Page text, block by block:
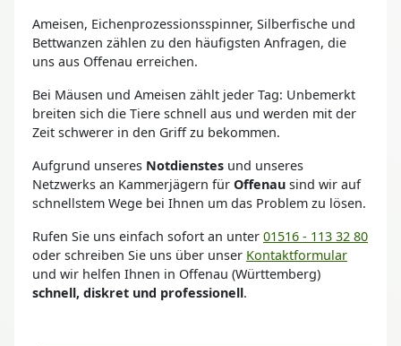
Ameisen, Eichenprozessionsspinner, Silberfische und
Bettwanzen zählen zu den häufigsten Anfragen, die
uns aus Offenau erreichen.
Bei Mäusen und Ameisen zählt jeder Tag: Unbemerkt
breiten sich die Tiere schnell aus und werden mit der
Zeit schwerer in den Griff zu bekommen.
Aufgrund unseres Notdienstes und unseres
Netzwerks an Kammerjägern für Offenau sind wir auf
schnellstem Wege bei Ihnen um das Problem zu lösen.
Rufen Sie uns einfach sofort an unter 01516 - 113 32 80
oder schreiben Sie uns über unser Kontaktformular
und wir helfen Ihnen in Offenau (Württemberg)
schnell, diskret und professionell.